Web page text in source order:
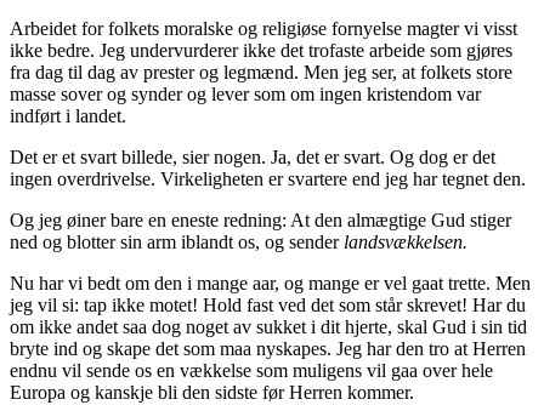
Arbeidet for folkets moralske og religiøse fornyelse magter vi visst
ikke bedre. Jeg undervurderer ikke det trofaste arbeide som gjøres
fra dag til dag av prester og legmænd. Men jeg ser, at folkets store
masse sover og synder og lever som om ingen kristendom var
indført i landet.
Det er et svart billede, sier nogen. Ja, det er svart. Og dog er det
ingen overdrivelse. Virkeligheten er svartere end jeg har tegnet den.
Og jeg øiner bare en eneste redning: At den almægtige Gud stiger
ned og blotter sin arm iblandt os, og sender landsvækkelsen.
Nu har vi bedt om den i mange aar, og mange er vel gaat trette. Men
jeg vil si: tap ikke motet! Hold fast ved det som står skrevet! Har du
om ikke andet saa dog noget av sukket i dit hjerte, skal Gud i sin tid
bryte ind og skape det som maa nyskapes. Jeg har den tro at Herren
endnu vil sende os en vækkelse som muligens vil gaa over hele
Europa og kanskje bli den sidste før Herren kommer.